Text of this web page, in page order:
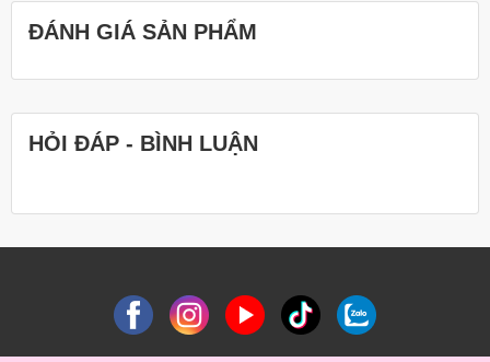
ĐÁNH GIÁ SẢN PHẨM
HỎI ĐÁP - BÌNH LUẬN